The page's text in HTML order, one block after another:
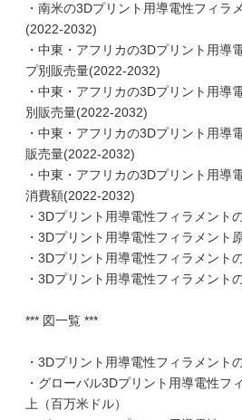
・南米の3Dプリント用導電性フィラ
(2022-2032)
・中東・アフリカの3Dプリント用導
プ別販売量(2022-2032)
・中東・アフリカの3Dプリント用導
別販売量(2022-2032)
・中東・アフリカの3Dプリント用導
販売量(2022-2032)
・中東・アフリカの3Dプリント用導
消費額(2022-2032)
・3Dプリント用導電性フィラメント
・3Dプリント用導電性フィラメント
・3Dプリント用導電性フィラメント
・3Dプリント用導電性フィラメント
*** 図一覧 ***
・3Dプリント用導電性フィラメント
・グローバル3Dプリント用導電性フ
上（百万米ドル）